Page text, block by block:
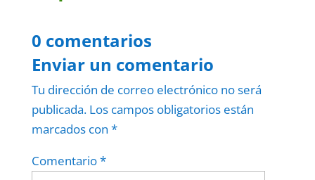
0 comentarios
Enviar un comentario
Tu dirección de correo electrónico no será
publicada. Los campos obligatorios están
marcados con *
Comentario*